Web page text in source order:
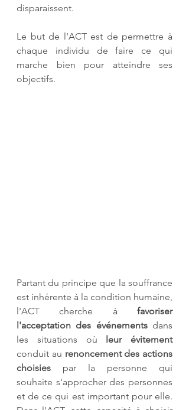
disparaissent.
Le but de l'ACT est de permettre à
chaque individu de faire ce qui
marche bien pour atteindre ses
objectifs.
Partant du principe que la souffrance
est inhérente à la condition humaine,
l'ACT cherche à favoriser
l'acceptation des événements dans
les situations où
leur évitement
conduit au renoncement des actions
choisies par la personne qui
souhaite s'approcher des personnes
et de ce qui est important pour elle.